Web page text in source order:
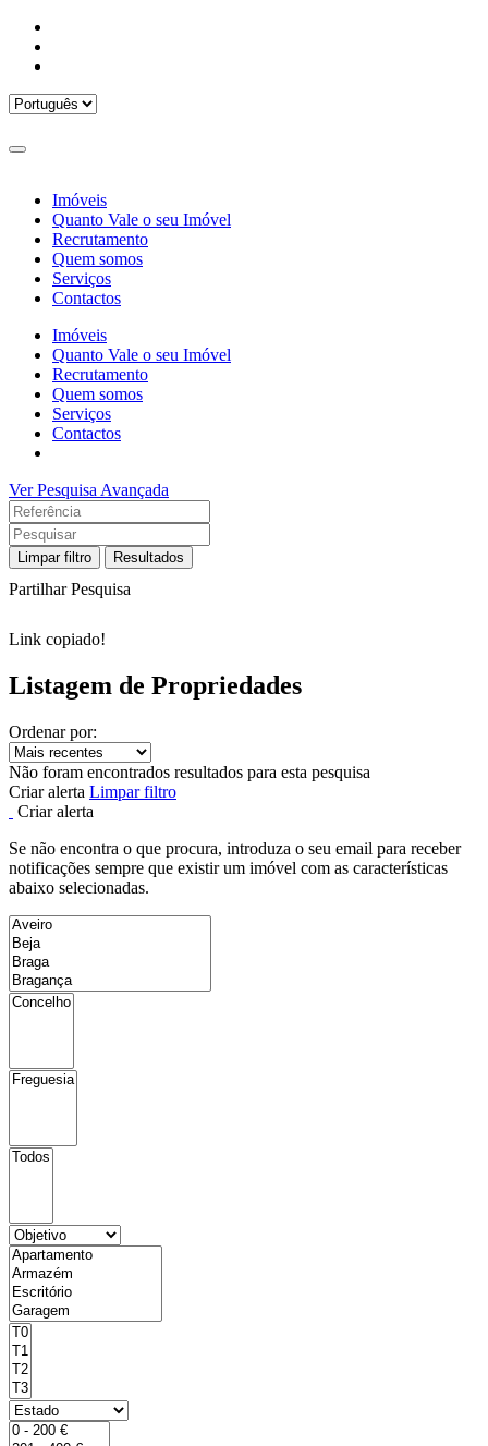
Imóveis
Quanto Vale o seu Imóvel
Recrutamento
Quem somos
Serviços
Contactos
Imóveis
Quanto Vale o seu Imóvel
Recrutamento
Quem somos
Serviços
Contactos
Ver Pesquisa Avançada
Limpar filtro Resultados
Partilhar Pesquisa
Link copiado!
Listagem de Propriedades
Ordenar por:
Não foram encontrados resultados para esta pesquisa
Criar alerta Limpar filtro
Criar alerta
Se não encontra o que procura, introduza o seu email para receber
notificações sempre que existir um imóvel com as características
abaixo selecionadas.